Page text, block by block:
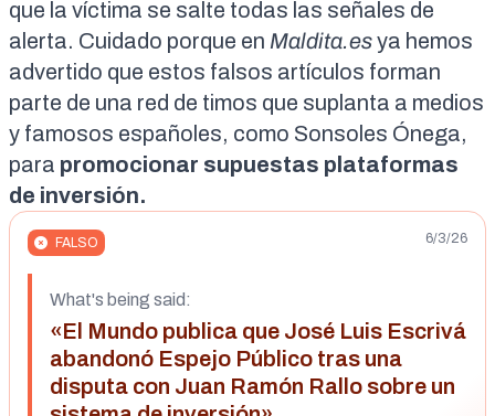
que la víctima se salte todas las señales de
alerta. Cuidado porque en Maldita.esya hemos
advertido que estos falsos artículos forman
parte de una red de timos que suplanta a medios
y famosos españoles, como Sonsoles Ónega,
para promocionar supuestas plataformas
de inversión.
FALSO 6/3/26
What's being said:
«El Mundo publica que José Luis Escrivá
abandonó Espejo Público tras una
disputa con Juan Ramón Rallo sobre un